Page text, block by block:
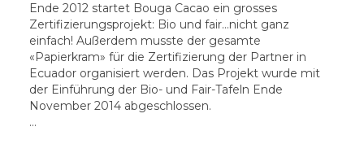
Ende 2012 startet Bouga Cacao ein grosses
Zertifizierungsprojekt: Bio und fair…nicht ganz
einfach! Außerdem musste der gesamte
«Papierkram» für die Zertifizierung der Partner in
Ecuador organisiert werden. Das Projekt wurde mit
der Einführung der Bio- und Fair-Tafeln Ende
November 2014 abgeschlossen.
…